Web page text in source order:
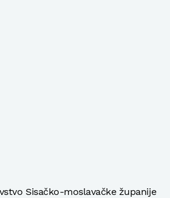
Sisačko-moslavačke županije